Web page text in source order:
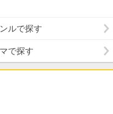
ルで探す
で探す